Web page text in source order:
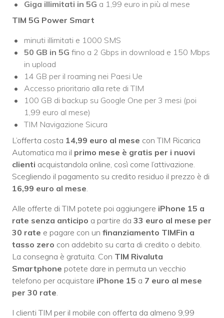
Giga illimitati in 5G a 1,99 euro in più al mese
TIM 5G Power Smart
minuti illimitati e 1000 SMS
50 GB in 5G fino a 2 Gbps in download e 150 Mbps
in upload
14 GB per il roaming nei Paesi Ue
Accesso prioritario alla rete di TIM
100 GB di backup su Google One per 3 mesi (poi
1,99 euro al mese)
TIM Navigazione Sicura
L’offerta costa 14,99 euro al mese con TIM Ricarica
Automatica ma il primo mese è gratis per i nuovi
clienti acquistandola online, così come l’attivazione.
Scegliendo il pagamento su credito residuo il prezzo è di
16,99 euro al mese
Alle offerte di TIM potete poi aggiungere iPhone 15 a
rate senza anticipo a partire da 33 euro al mese per
30 rate e pagare con un finanziamento TIMFin a
tasso zero con addebito su carta di credito o debito.
La consegna è gratuita. Con TIM Rivaluta
Smartphone potete dare in permuta un vecchio
telefono per acquistare iPhone 15 a 7 euro al mese
per 30 rate
I clienti TIM per il mobile con offerta da almeno 9,99